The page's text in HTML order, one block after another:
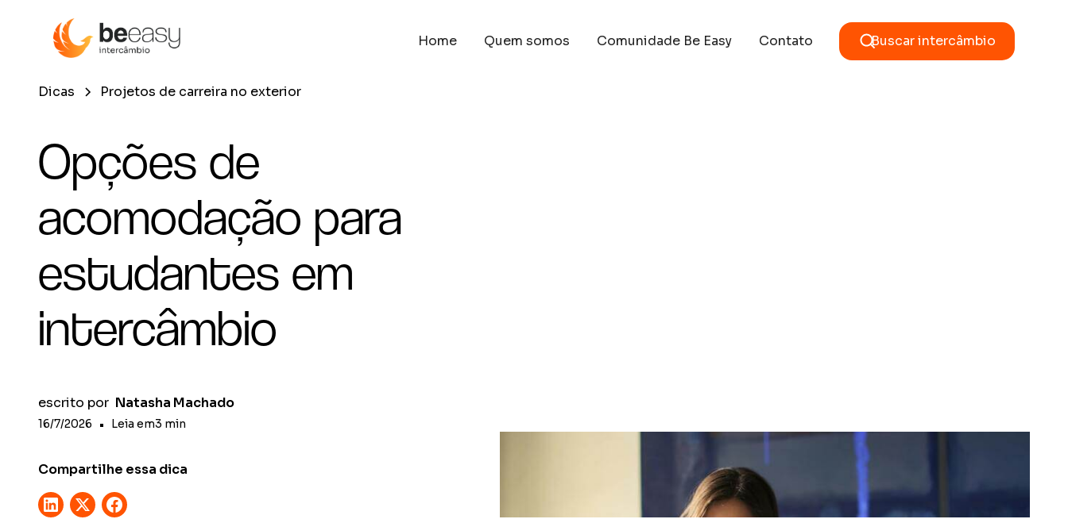
Home Quem somos Comunidade Be Easy Contato Buscar intercâmbio
Dicas Projetos de carreira no exterior
Opções de
acomodação para
estudantes em
intercâmbio
escrito por Natasha Machado
16/7/2026 • Leia em3 min
Compartilhe essa dica